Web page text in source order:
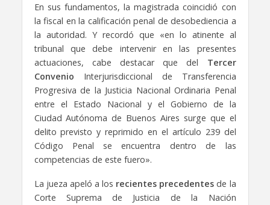
En sus fundamentos, la magistrada coincidió con
la fiscal en la calificación penal de desobediencia a
la autoridad. Y recordó que «en lo atinente al
tribunal que debe intervenir en las presentes
actuaciones, cabe destacar que del Tercer
Convenio Interjurisdiccional de Transferencia
Progresiva de la Justicia Nacional Ordinaria Penal
entre el Estado Nacional y el Gobierno de la
Ciudad Autónoma de Buenos Aires surge que el
delito previsto y reprimido en el artículo 239 del
Código Penal se encuentra dentro de las
competencias de este fuero».
La jueza apeló a los recientes precedentes de la
Corte Suprema de Justicia de la Nación